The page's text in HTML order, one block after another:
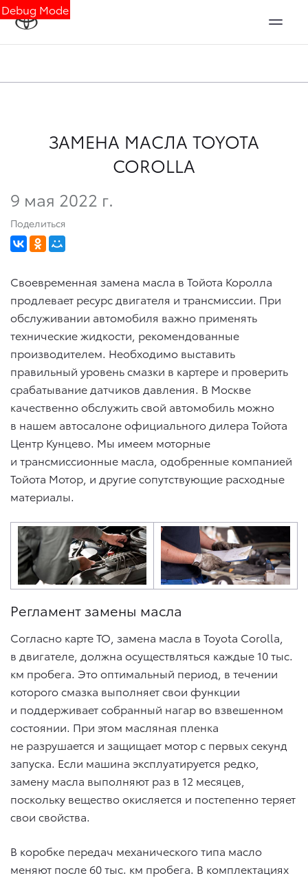
Debug Mode
ЗАМЕНА МАСЛА TOYOTA
COROLLA
9 мая 2022 г.
Поделиться
Своевременная замена масла в Тойота Королла
продлевает ресурс двигателя и трансмиссии. При
обслуживании автомобиля важно применять
технические жидкости, рекомендованные
производителем. Необходимо выставить
правильный уровень смазки в картере и проверить
срабатывание датчиков давления. В Москве
качественно обслужить свой автомобиль можно
в нашем автосалоне официального дилера Тойота
Центр Кунцево. Мы имеем моторные
и трансмиссионные масла, одобренные компанией
Тойота Мотор, и другие сопутствующие расходные
материалы.
Регламент замены масла
Согласно карте ТО, замена масла в Toyota Corolla,
в двигателе, должна осуществляться каждые 10 тыс.
км пробега. Это оптимальный период, в течении
которого смазка выполняет свои функции
и поддерживает собранный нагар во взвешенном
состоянии. При этом масляная пленка
не разрушается и защищает мотор с первых секунд
запуска. Если машина эксплуатируется редко,
замену масла выполняют раз в 12 месяцев,
поскольку вещество окисляется и постепенно теряет
свои свойства.
В коробке передач механического типа масло
меняют после 60 тыс. км пробега. В комплектациях